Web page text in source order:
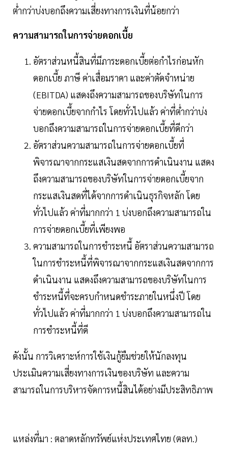
ต่ำกว่าบ่งบอกถึงความเสี่ยงทางการเงินที่น้อยกว่า
ความสามารถในการจ่ายดอกเบี้ย
อัตราส่วนหนี้สินที่มีภาระดอกเบี้ยต่อกำไรก่อนหัก
ดอกเบี้ย ภาษี ค่าเสื่อมราคา และค่าตัดจำหน่าย
(EBITDA) แสดงถึงความสามารถของบริษัทในการ
จ่ายดอกเบี้ยจากกำไร โดยทั่วไปแล้ว ค่าที่ต่ำกว่าบ่ง
บอกถึงความสามารถในการจ่ายดอกเบี้ยที่ดีกว่า
อัตราส่วนความสามารถในการจ่ายดอกเบี้ยที่
พิจารณาจากกระแสเงินสดจากการดำเนินงาน แสดง
ถึงความสามารถของบริษัทในการจ่ายดอกเบี้ยจาก
กระแสเงินสดที่ได้จากการดำเนินธุรกิจหลัก โดย
ทั่วไปแล้ว ค่าที่มากกว่า 1 บ่งบอกถึงความสามารถใน
การจ่ายดอกเบี้ยที่เพียงพอ
ความสามารถในการชำระหนี้ อัตราส่วนความสามารถ
ในการชำระหนี้ที่พิจารณาจากกระแสเงินสดจากการ
ดำเนินงาน แสดงถึงความสามารถของบริษัทในการ
ชำระหนี้ที่จะครบกำหนดชำระภายในหนึ่งปี โดย
ทั่วไปแล้ว ค่าที่มากกว่า 1 บ่งบอกถึงความสามารถใน
การชำระหนี้ที่ดี
ดังนั้น การวิเคราะห์การใช้เงินกู้ยืมช่วยให้นักลงทุน
ประเมินความเสี่ยงทางการเงินของบริษัท และความ
สามารถในการบริหารจัดการหนี้สินได้อย่างมีประสิทธิภาพ
แหล่งที่มา : ตลาดหลักทรัพย์แห่งประเทศไทย (ตลท.)